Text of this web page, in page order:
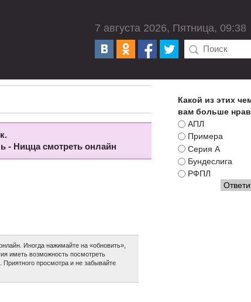
7 августа 2026, Пятница, 09:38
- Ницца смотреть онлайн
Иногда нажимайте на «обновить»,
иметь возможность посмотреть
просмотра и не забывайте
Какой из этих
вам больше
АПЛ
Примера
Серия А
Бундеслига
РФПЛ